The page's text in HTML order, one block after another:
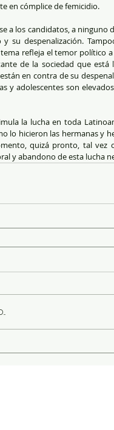
en cómplice de femicidio.
a los candidatos, a ninguno
su despenalización.
refleja el temor político
de la sociedad que
en contra de su
y adolescentes son
la lucha en toda
lo hicieron las hermanas y
quizá pronto, tal
y abandono de esta lucha